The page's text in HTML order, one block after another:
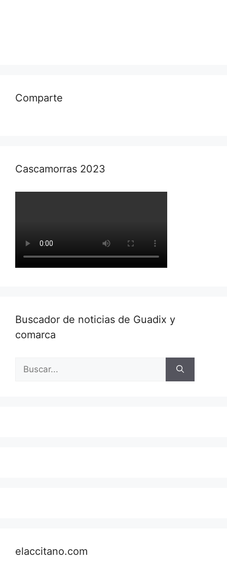
Comparte
Cascamorras 2023
Buscador de noticias de Guadix y
comarca
elaccitano.com